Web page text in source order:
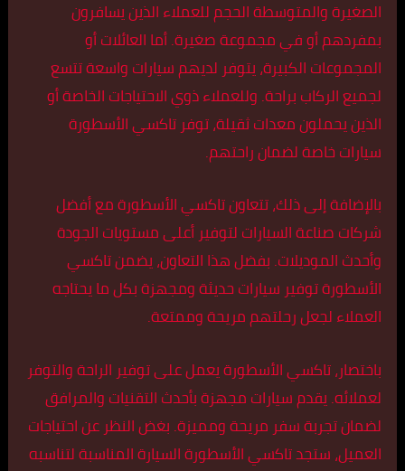
الصغيرة والمتوسطة الحجم للعملاء الذين يسافرون
بمفردهم أو في مجموعة صغيرة. أما العائلات أو
المجموعات الكبيرة، يتوفر لديهم سيارات واسعة تتسع
لجميع الركاب براحة. وللعملاء ذوي الاحتياجات الخاصة أو
الذين يحملون معدات ثقيلة، توفر تاكسي الأسطورة
سيارات خاصة لضمان راحتهم.
بالإضافة إلى ذلك، تتعاون تاكسي الأسطورة مع أفضل
شركات صناعة السيارات لتوفير أعلى مستويات الجودة
وأحدث الموديلات. بفضل هذا التعاون، يضمن تاكسي
الأسطورة توفير سيارات حديثة ومجهزة بكل ما يحتاجه
العملاء لجعل رحلتهم مريحة وممتعة.
باختصار، تاكسي الأسطورة يعمل على توفير الراحة والتوفر
لعملائه. يقدم سيارات مجهزة بأحدث التقنيات والمرافق
لضمان تجربة سفر مريحة ومميزة. بغض النظر عن احتياجات
العميل، ستجد تاكسي الأسطورة السيارة المناسبة لتناسبه